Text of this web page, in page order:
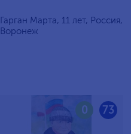
Гарган Марта, 11 лет, Россия,
Воронеж
73
0